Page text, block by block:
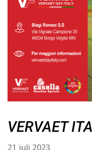
VERVAET
21 juli 2023